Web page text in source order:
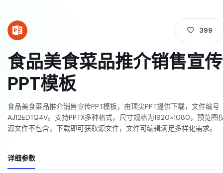
399
食品美食菜品推介销售宣传
PPT模板
食品美食菜品推介销售宣传PPT模板，由顶尖PPT提供下载，文件编号
AJ12EDTQ4V。支持PPTX多种格式，尺寸规格为1920×1080，预览图
源文件不包含，下载即可获取源文件，文件可编辑满足多样化需求。
详细参数